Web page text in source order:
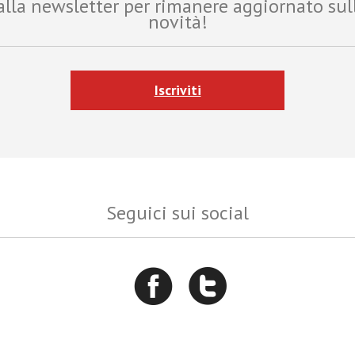
newsletter per rimanere aggiornato
novità!
Iscriviti
Seguici sui social